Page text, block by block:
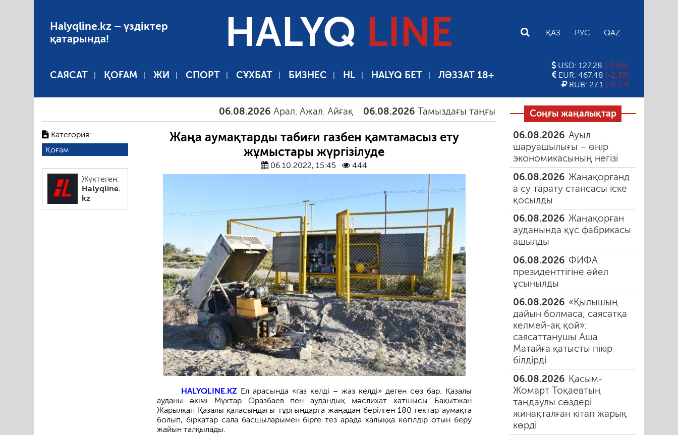
Halyqline.kz – үздіктер
қатарында!
HALYQ LINE ҚАЗ РУС QAZ
САЯСАТ ҚОҒАМ ЖИ СПОРТ СҰХБАТ БИЗНЕС HL HALYQ БЕТ ЛӘЗЗАТ 18+
USD: 127.28 (-0.65)
EUR: 467.48 (-2.37)
RUB: 27.1 (-0.17)
06.08.2026 Арал. Ажал. Айғақ 06.08.2026 Тамыздағы таңғы түтін 06.08.2026 Құмарлық эпидемиясы
Категория:
Қоғам
Жүктеген:
Halyqline.
kz
Жаңа аумақтарды табиғи газбен қамтамасыз ету
жұмыстары жүргізілуде
06.10.2022, 15:45 444
HALYQLINE.KZ Ел арасында «газ келді – жаз келді» деген сөз бар. Қазалы
ауданы әкімі Мұхтар Оразбаев пен аудандық мәслихат хатшысы Бақытжан
Жарылқап Қазалы қаласындағы тұрғындарға жаңадан берілген 180 гектар аумақта
болып, бірқатар сала басшыларымен бірге тез арада халыққа көгілдір отын беру
жайын талқылады.
Соңғы жаңалықтар
06.08.2026 Ауыл
шаруашылығы – өңір
экономикасының негізі
06.08.2026 Жаңақорғанд
а су тарату стансасы іске
қосылды
06.08.2026 Жаңақорған
ауданында құс фабрикасы
ашылды
06.08.2026 ФИФА
президенттігіне әйел
ұсынылды
06.08.2026 «Қылышың
дайын болмаса, саясатқа
келмей-ақ қой»:
саясаттанушы Аша
Матайға қатысты пікір
білдірді
06.08.2026 Қасым-
Жомарт Тоқаевтың
таңдаулы сөздері
жинақталған кітап жарық
көрді